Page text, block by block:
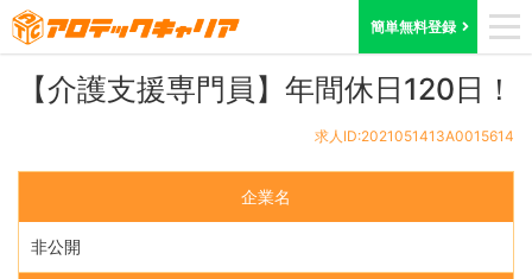
簡単無料登録
ホーム 求人検索 東京都 求人ID:2021051413A0015614
【介護支援専門員】年間休日120日！
求人ID:2021051413A0015614
企業名
非公開